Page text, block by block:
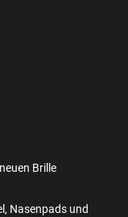
Brille
Nasenpads und